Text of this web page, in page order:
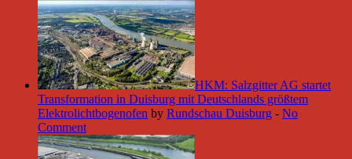
HKM: Salzgitter AG startet
Transformation in Duisburg mit Deutschlands größtem
Elektrolichtbogenofen by Rundschau Duisburg - No
Comment